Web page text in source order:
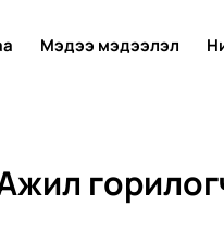
Мэдээ мэдээлэл